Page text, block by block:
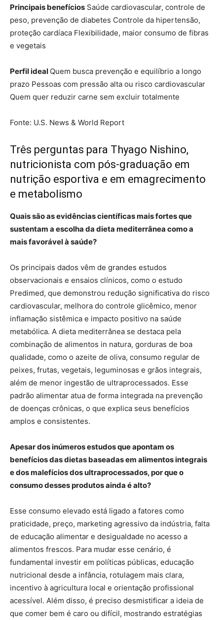
Principais benefícios Saúde cardiovascular, controle de
peso, prevenção de diabetes Controle da hipertensão,
proteção cardíaca Flexibilidade, maior consumo de fibras
e vegetais
Perfil ideal Quem busca prevenção e equilíbrio a longo
prazo Pessoas com pressão alta ou risco cardiovascular
Quem quer reduzir carne sem excluir totalmente
Fonte: U.S. News & World Report
Três perguntas para Thyago Nishino,
nutricionista com pós-graduação em
nutrição esportiva e em emagrecimento
e metabolismo
Quais são as evidências científicas mais fortes que
sustentam a escolha da dieta mediterrânea como a
mais favorável à saúde?
Os principais dados vêm de grandes estudos
observacionais e ensaios clínicos, como o estudo
Predimed, que demonstrou redução significativa do risco
cardiovascular, melhora do controle glicêmico, menor
inflamação sistêmica e impacto positivo na saúde
metabólica. A dieta mediterrânea se destaca pela
combinação de alimentos in natura, gorduras de boa
qualidade, como o azeite de oliva, consumo regular de
peixes, frutas, vegetais, leguminosas e grãos integrais,
além de menor ingestão de ultraprocessados. Esse
padrão alimentar atua de forma integrada na prevenção
de doenças crônicas, o que explica seus benefícios
amplos e consistentes.
Apesar dos inúmeros estudos que apontam os
benefícios das dietas baseadas em alimentos integrais
e dos malefícios dos ultraprocessados, por que o
consumo desses produtos ainda é alto?
Esse consumo elevado está ligado a fatores como
praticidade, preço, marketing agressivo da indústria, falta
de educação alimentar e desigualdade no acesso a
alimentos frescos. Para mudar esse cenário, é
fundamental investir em políticas públicas, educação
nutricional desde a infância, rotulagem mais clara,
incentivo à agricultura local e orientação profissional
acessível. Além disso, é preciso desmistificar a ideia de
que comer bem é caro ou difícil, mostrando estratégias